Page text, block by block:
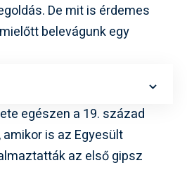
De mit is érdemes
belevágunk egy
egészen a 19. század
is az Egyesült
az első gipsz